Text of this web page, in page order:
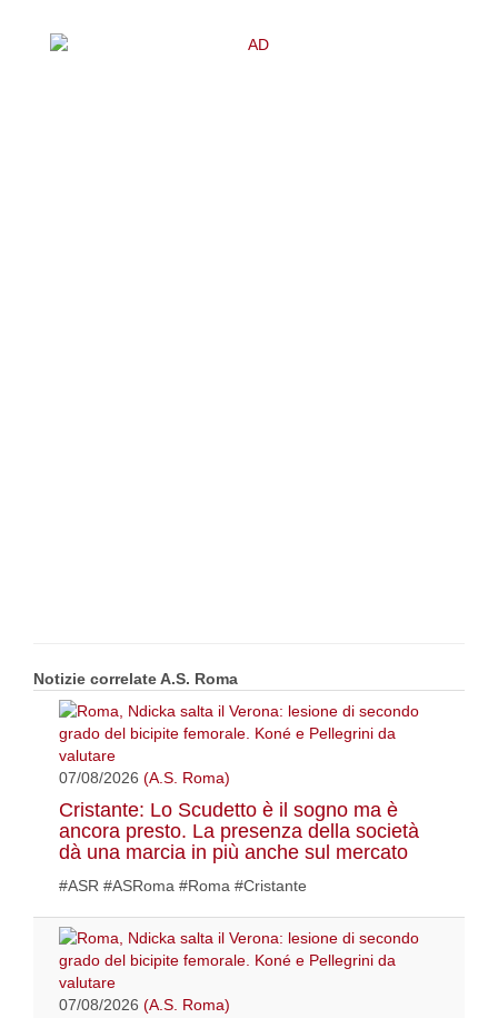
Notizie correlate A.S. Roma
07/08/2026 (A.S. Roma)
Cristante: Lo Scudetto è il sogno ma è
ancora presto. La presenza della società
dà una marcia in più anche sul mercato
#ASR #ASRoma #Roma #Cristante
07/08/2026 (A.S. Roma)